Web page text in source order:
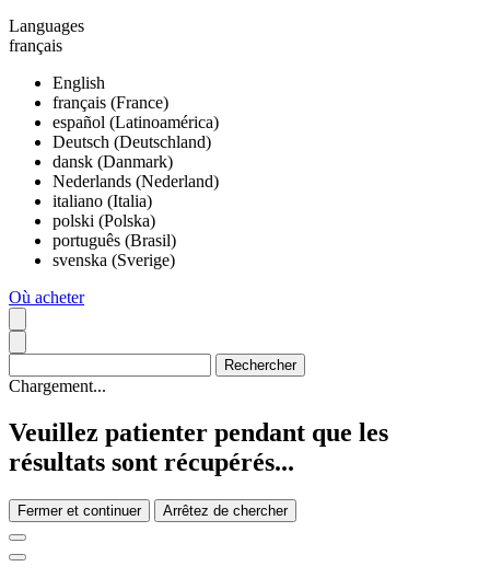
Languages
français
English
français (France)
español (Latinoamérica)
Deutsch (Deutschland)
dansk (Danmark)
Nederlands (Nederland)
italiano (Italia)
polski (Polska)
português (Brasil)
svenska (Sverige)
Où acheter
Chargement...
Veuillez patienter pendant que les
résultats sont récupérés...
Fermer et continuer Arrêtez de chercher